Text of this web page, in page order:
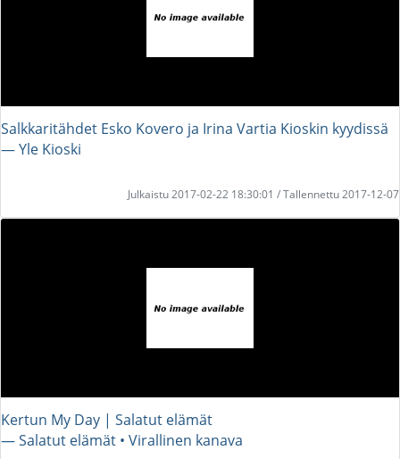
Salkkaritähdet Esko Kovero ja Irina Vartia Kioskin kyydissä
― Yle Kioski
Julkaistu 2017-02-22 18:30:01 / Tallennettu 2017-12-07
Kertun My Day | Salatut elämät
― Salatut elämät • Virallinen kanava